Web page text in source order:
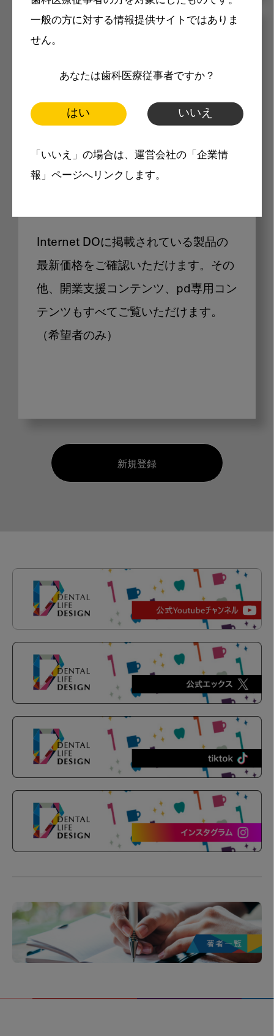
一般の方に対する情報提供サイトではありま
せん。
あなたは歯科医療従事者ですか？
はい いいえ
「いいえ」の場合は、運営会社の「企業情
報」ページへリンクします。
Internet DOに掲載されている
製品価格も閲覧可能
Internet DOに掲載されている製品の
最新価格をご確認いただけます。その
他、開業支援コンテンツ、pd専用コン
テンツもすべてご覧いただけます。
（希望者のみ）
新規登録